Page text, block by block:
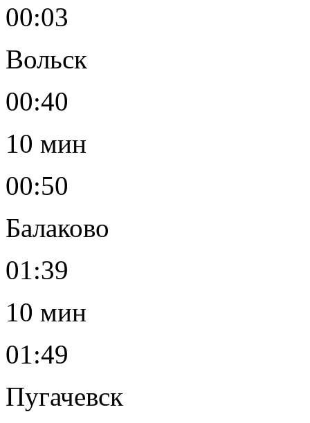
00:03
Вольск
00:40
10 мин
00:50
Балаково
01:39
10 мин
01:49
Пугачевск